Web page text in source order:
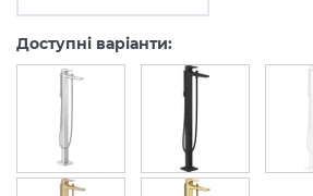
Доступні варіанти: